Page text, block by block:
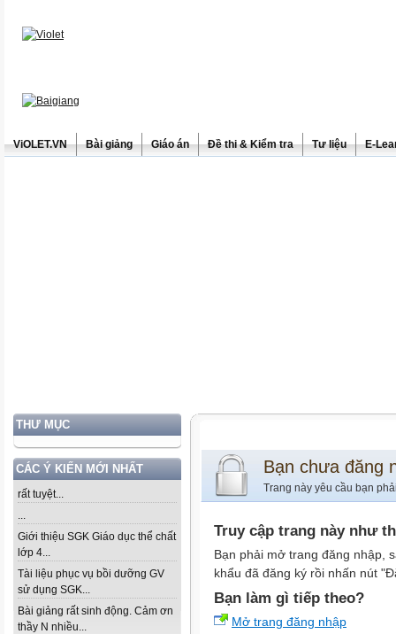
ViOLET.VN Bài giảng Giáo án Đề thi & Kiểm tra Tư liệu E-
THƯ MỤC
CÁC Ý KIẾN MỚI NHẤT
rất tuyệt...
...
Giới thiệu SGK Giáo dục thể chất
lớp 4...
Tài liệu phục vụ bồi dưỡng GV
sử dụng SGK...
Bài giảng rất sinh động. Cảm ơn
thầy N nhiều...
Bạn chưa đăng
Trang này yêu cầu bạn
Truy cập trang này như
Bạn phải mở trang đăng nhập,
khẩu đã đăng ký rồi nhấn nút
Bạn làm gì tiếp theo?
Mở trang đăng nhập